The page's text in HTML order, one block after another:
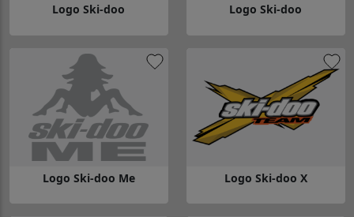
Logo Ski-doo Logo Ski-doo
Logo Ski-doo Me Logo Ski-doo X